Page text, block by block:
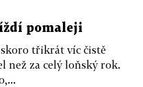
pomaleji
skoro třikrát víc čistě
než za celý loňský rok.